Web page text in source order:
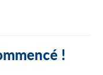
!